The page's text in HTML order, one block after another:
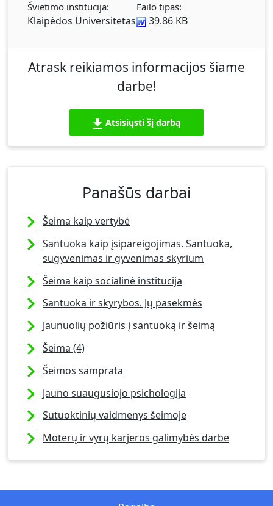
Švietimo institucija:
Klaipėdos Universitetas
Failo tipas:
39.86 KB
Atrask reikiamos informacijos šiame
darbe!
Atsisiųsti šį darbą
Panašūs darbai
Šeima kaip vertybė
Santuoka kaip įsipareigojimas. Santuoka,
sugyvenimas ir gyvenimas skyrium
Šeima kaip socialinė institucija
Santuoka ir skyrybos. Jų pasekmės
Jaunuolių požiūris į santuoką ir šeimą
Šeima (4)
Šeimos samprata
Jauno suaugusiojo psichologija
Sutuoktinių vaidmenys šeimoje
Moterų ir vyrų karjeros galimybės darbe